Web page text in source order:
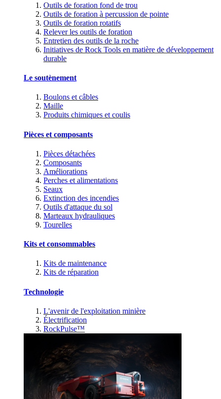
Outils de foration fond de trou
Outils de foration à percussion de pointe
Outils de foration rotatifs
Relever les outils de foration
Entretien des outils de la roche
Initiatives de Rock Tools en matière de développement
durable
Le soutènement
Boulons et câbles
Maille
Produits chimiques et coulis
Pièces et composants
Pièces détachées
Composants
Améliorations
Perches et alimentations
Seaux
Extinction des incendies
Outils d'attaque du sol
Marteaux hydrauliques
Tourelles
Kits et consommables
Kits de maintenance
Kits de réparation
Technologie
L'avenir de l'exploitation minière
Électrification
RockPulse™